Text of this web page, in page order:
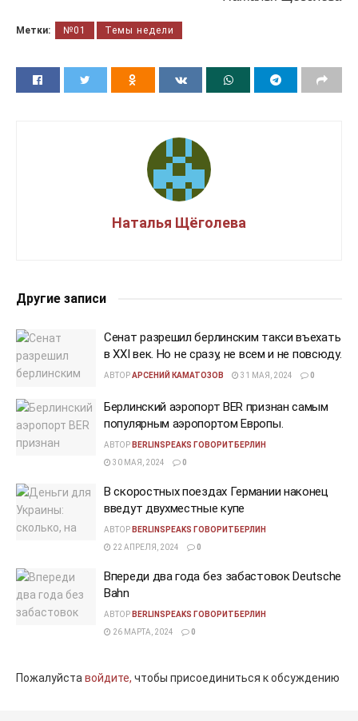
Метки: №01 Темы недели
Наталья Щёголева
Другие записи
Сенат разрешил берлинским такси въехать
в XXI век. Но не сразу, не всем и не повсюду.
АВТОРАРСЕНИЙ КАМАТОЗОВ 31 МАЯ, 2024 0
Берлинский аэропорт BER признан самым
популярным аэропортом Европы.
АВТОР BERLINSPEAKS ГОВОРИТБЕРЛИН
30 МАЯ, 2024
0
В скоростных поездах Германии наконец
введут двухместные купе
АВТОР BERLINSPEAKS ГОВОРИТБЕРЛИН
22 АПРЕЛЯ, 2024
0
Впереди два года без забастовок Deutsche
Bahn
АВТОР BERLINSPEAKS ГОВОРИТБЕРЛИН
26 МАРТА, 2024
0
Пожалуйста войдите, чтобы присоединиться к обсуждению